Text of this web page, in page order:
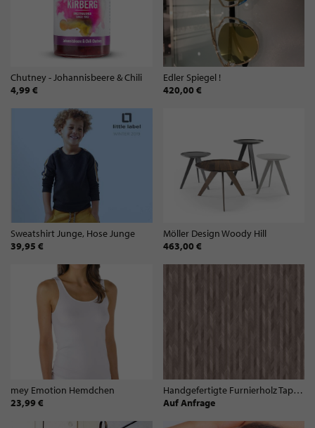
Chutney - Johannisbeere & Chili
4,99 €
Edler Spiegel !
420,00 €
Sweatshirt Junge, Hose Junge
39,95 €
Möller Design Woody Hill
463,00 €
mey Emotion Hemdchen
23,99 €
Handgefertigte Furnierholz Tapeten, Streifen - ET202
Auf Anfrage